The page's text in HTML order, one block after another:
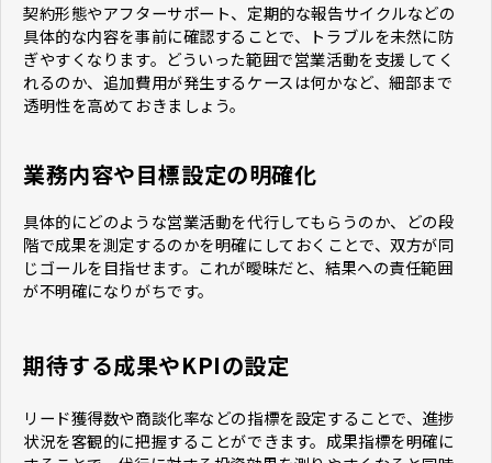
契約形態やアフターサポート、定期的な報告サイクルなどの
具体的な内容を事前に確認することで、トラブルを未然に防
ぎやすくなります。どういった範囲で営業活動を支援してく
れるのか、追加費用が発生するケースは何かなど、細部まで
透明性を高めておきましょう。
業務内容や目標設定の明確化
具体的にどのような営業活動を代行してもらうのか、どの段
階で成果を測定するのかを明確にしておくことで、双方が同
じゴールを目指せます。これが曖昧だと、結果への責任範囲
が不明確になりがちです。
期待する成果やKPIの設定
リード獲得数や商談化率などの指標を設定することで、進捗
状況を客観的に把握することができます。成果指標を明確に